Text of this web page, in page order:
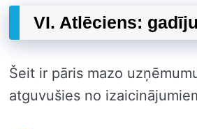
VI. Atlēciens:
Šeit ir pāris mazo
atguvušies no